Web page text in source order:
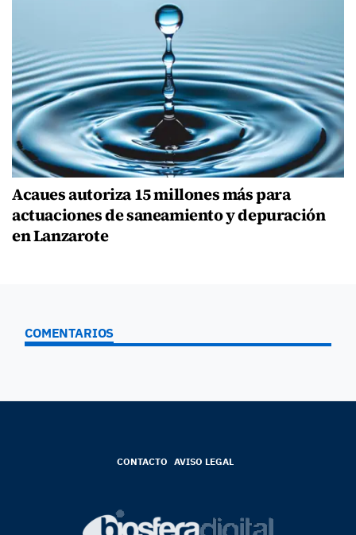
Acaues autoriza 15 millones más para
actuaciones de saneamiento y depuración
en Lanzarote
COMENTARIOS
CONTACTO AVISO LEGAL